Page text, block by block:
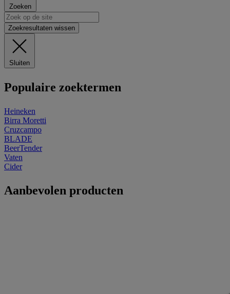
Zoeken
Zoekresultaten wissen
Sluiten
Populaire zoektermen
Heineken
Birra Moretti
Cruzcampo
BLADE
BeerTender
Vaten
Cider
Aanbevolen producten